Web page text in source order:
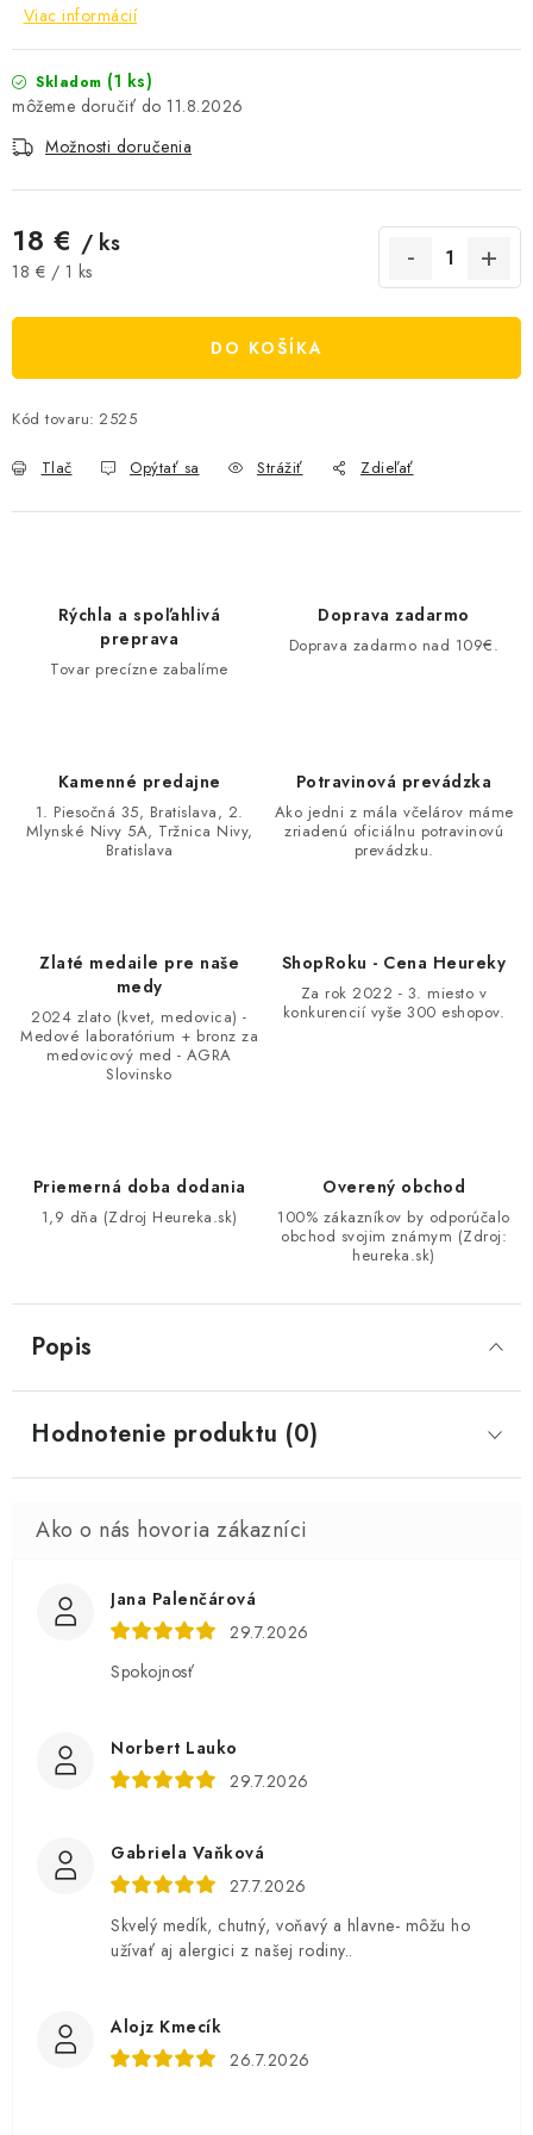
AKCIE A ZĽAVY
NOVINKY
ČOKOLÁDA
Kamenná predajňa
Napísali o nás
Kontakty
Doprava a platba
Najčastejšie otázky FAQ
Obchodné podmienky
Vrátenie tovaru, výmena a reklamácie
Viac informácií
Skladom (1 ks)
11.8.2026
Možnosti doručenia
18 € / ks
Jednotková cena:
18 € / 1 ks
DO KOŠÍKA
Kód tovaru: 2525
Tlač Opýtať sa Strážiť Zdieľať
Rýchla a spoľahlivá
preprava
Tovar precízne zabalíme
Doprava zadarmo
Doprava zadarmo nad 109€.
Kamenné predajne
1. Piesočná 35, Bratislava, 2.
Mlynské Nivy 5A, Tržnica Nivy,
Bratislava
Potravinová prevádzka
Ako jedni z mála včelárov máme
zriadenú oficiálnu potravinovú
prevádzku.
Zlaté medaile pre naše
medy
2024 zlato (kvet, medovica) -
Medové laboratórium + bronz za
medovicový med - AGRA
Slovinsko
ShopRoku - Cena Heureky
Za rok 2022 - 3. miesto v
konkurencií vyše 300 eshopov.
Priemerná doba dodania
1,9 dňa (Zdroj Heureka.sk)
Overený obchod
100% zákazníkov by odporúčalo
obchod svojim známym (Zdroj:
heureka.sk)
Popis
Hodnotenie produktu (0)
Jana Palenčárová
29.7.2026
Spokojnosť
Norbert Lauko
29.7.2026
Gabriela Vaňková
27.7.2026
Skvelý medík, chutný, voňavý a hlavne- môžu ho
užívať aj alergici z našej rodiny..
Alojz Kmecík
26.7.2026